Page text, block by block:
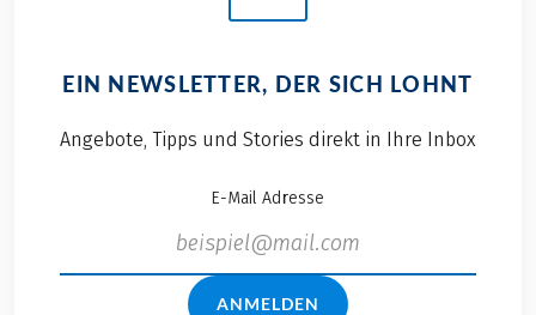
EIN NEWSLETTER, DER SICH LOHNT
Angebote, Tipps und Stories direkt in Ihre Inbox
E-Mail Adresse
ANMELDEN